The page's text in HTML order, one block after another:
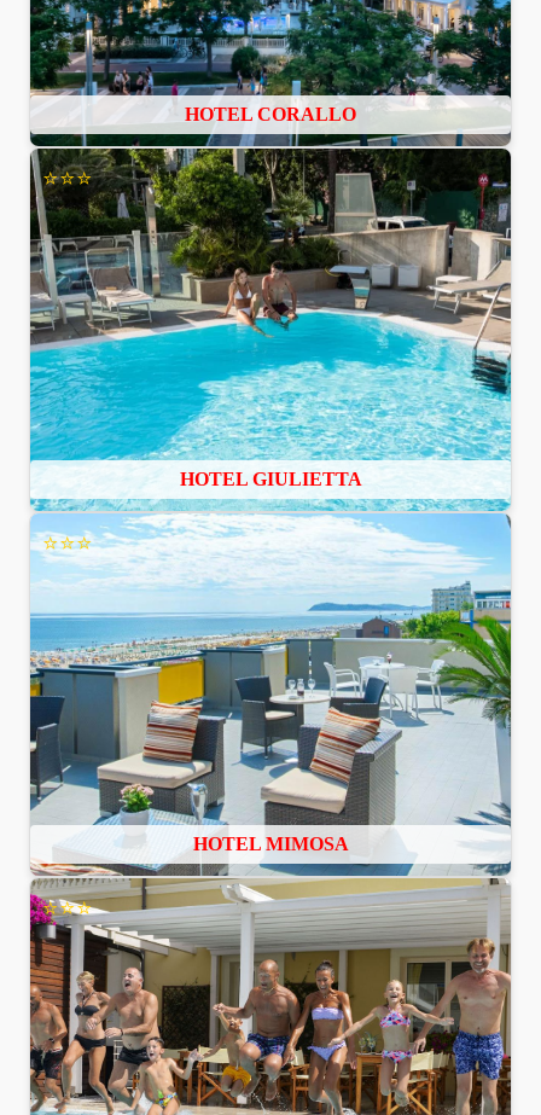
HOTEL CORALLO
⭐⭐⭐
HOTEL GIULIETTA
⭐⭐⭐
HOTEL MIMOSA
⭐⭐⭐